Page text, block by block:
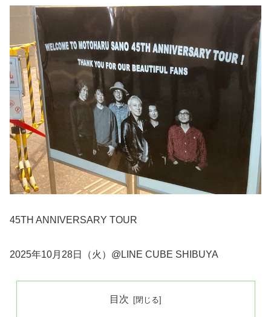
45TH ANNIVERSARY TOUR
2025年10月28日（火）@LINE CUBE SHIBUYA
目次